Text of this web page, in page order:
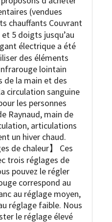
(vendues
chauffants Couvrant
5 doigts jusqu’au
électrique a été
des éléments
lointain
la main et des
circulation sanguine
les personnes
Raynaud, main de
articulations
un hiver chaud.
de chaleur】 Ces
trois réglages de
pouvez le régler
correspond au
au réglage moyen,
réglage faible. Nous
le réglage élevé